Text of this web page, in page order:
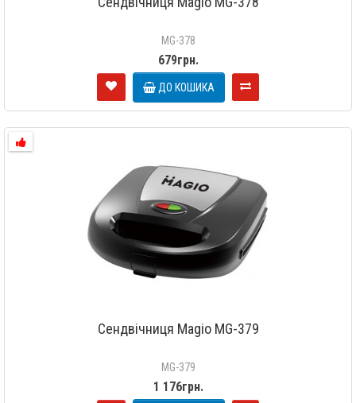
MG-378
679грн.
ДО КОШИКА
Сендвічниця Magio MG-379
MG-379
1 176грн.